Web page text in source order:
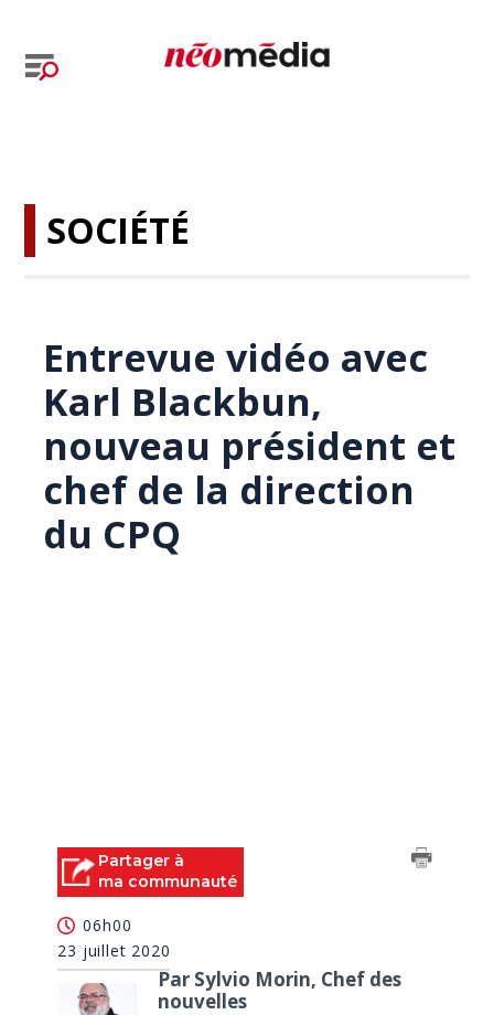
SOCIÉTÉ
Entrevue vidéo avec
Karl Blackbun,
nouveau président et
chef de la direction
du CPQ
Partager à
ma communauté
06h00
23 juillet 2020
Par Sylvio Morin, Chef des
nouvelles